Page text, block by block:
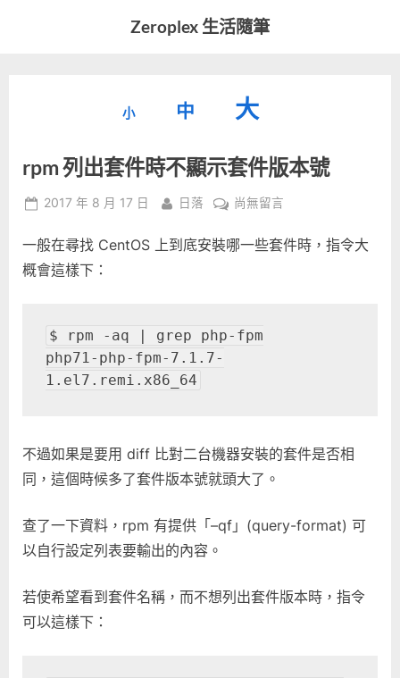
Zeroplex 生活隨筆
發
活
事
小
型
小。
中
重
字
型
大
大
大
字
型
rpm 列出套件時不顯示套件版本號
Posted
2017 年 8 月 17 日 By
日落
在
列
版
本
號〉
尚無留言
一般在尋找 CentOS 上到底安裝哪一些套件時，指令大
概會這樣下：
$ rpm -aq | grep php-fpm
php71-php-fpm-7.1.7-
1.el7.remi.x86_64
不過如果是要用 diff 比對二台機器安裝的套件是否相
同，這個時候多了套件版本號就頭大了。
查了一下資料，rpm 有提供「–qf」(query-format) 可
以自行設定列表要輸出的內容。
若使希望看到套件名稱，而不想列出套件版本時，指令
可以這樣下：